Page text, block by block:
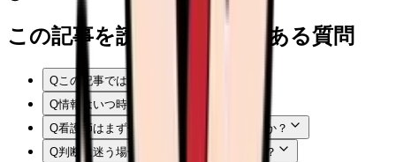
この記事を読む前後によくある質問
Qこの記事では何を確認できますか？
Q情報はいつ時点のものですか？
Q看護師はまず何から確認すればよいですか？
Q判断に迷う場合はどうすればよいですか？